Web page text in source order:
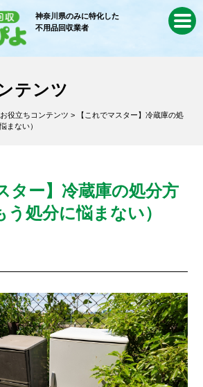
神奈川県のみに特化した
不用品回収業者
テンツ
お役立ちコンテンツ > 【これでマスター】冷蔵庫の処
まない）
ター】冷蔵庫の処分方
う処分に悩まない）